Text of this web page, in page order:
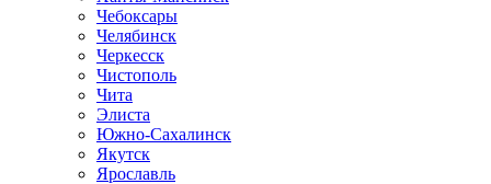
Чебоксары
Челябинск
Черкесск
Чистополь
Чита
Элиста
Южно-Сахалинск
Якутск
Ярославль